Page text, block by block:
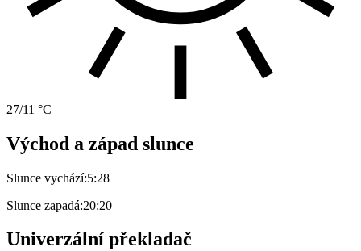
27/11 °C
Východ a západ slunce
Slunce vychází:5:28
Slunce zapadá:20:20
Univerzální překladač